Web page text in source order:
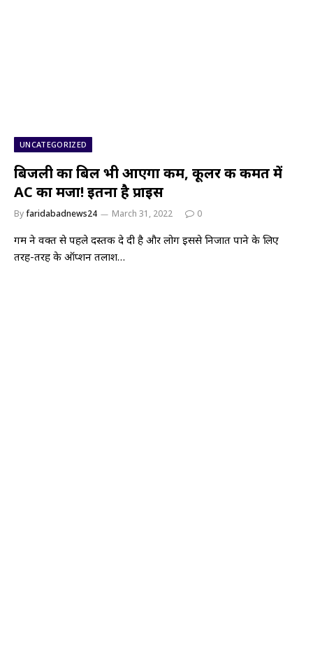
UNCATEGORIZED
बिजली का बिल भी आएगा कम, कूलर की कीमत में
AC का मजा! इतना है प्राइस
Byfaridabadnews24 March 31, 2022 0
गर्मी ने वक्त से पहले दस्तक दे दी है और लोग इससे निजात पाने के लिए
तरह-तरह के ऑप्शन तलाश…